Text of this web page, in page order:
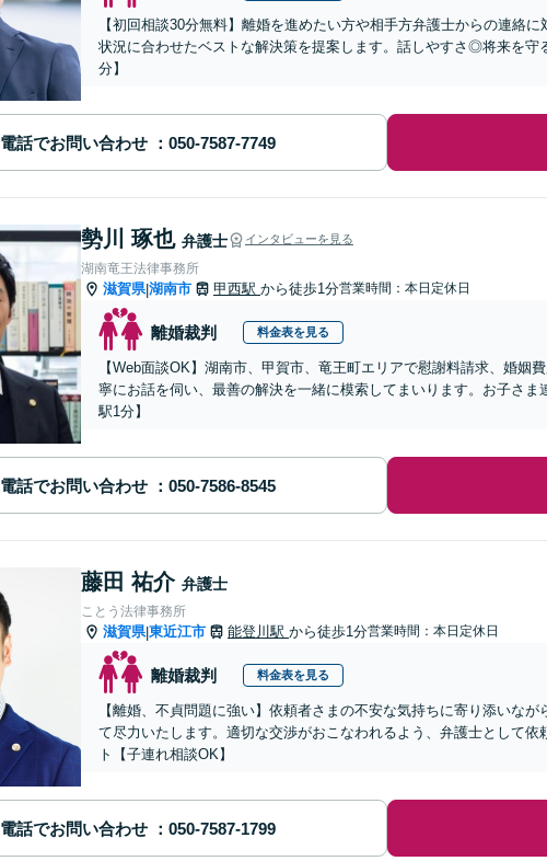
【初回相談30分無料】離婚を進めたい方や相手方弁護士からの連絡
状況に合わせたベストな解決策を提案します。話しやすさ◎将来を守
分】
電話でお問い合わせ
勢川 琢也 弁護士 インタビューを見る
湖南竜王法律事務所
滋賀県|湖南市 甲西駅 から徒歩1分営業時間：本日定休日
離婚裁判 料金表を見る
【Web面談OK】湖南市、甲賀市、竜王町エリアで慰謝料請求、婚姻
寧にお話を伺い、最善の解決を一緒に模索してまいります。お子さ
駅1分】
電話でお問い合わせ
藤田 祐介 弁護士
ことう法律事務所
滋賀県|東近江市 能登川駅 から徒歩1分営業時間：本日定休日
離婚裁判 料金表を見る
【離婚、不貞問題に強い】依頼者さまの不安な気持ちに寄り添いな
て尽力いたします。適切な交渉がおこなわれるよう、弁護士として
ト【子連れ相談OK】
電話でお問い合わせ